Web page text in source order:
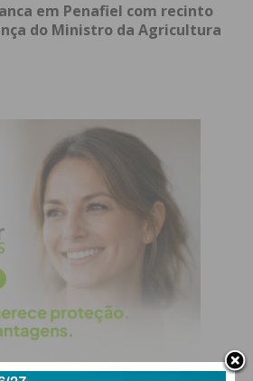
em Penafiel com recinto
do Ministro da Agricultura